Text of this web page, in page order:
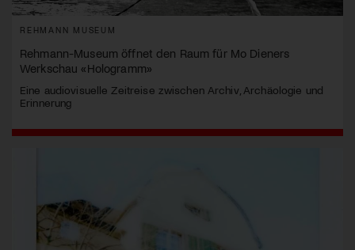
REHMANN MUSEUM
Rehmann-Museum öffnet den Raum für Mo Dieners
Werkschau «Hologramm»
Eine audiovisuelle Zeitreise zwischen Archiv, Archäologie und
Erinnerung